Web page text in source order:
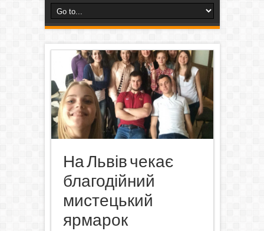
На Львів чекає
благодійний
мистецький
ярмарок